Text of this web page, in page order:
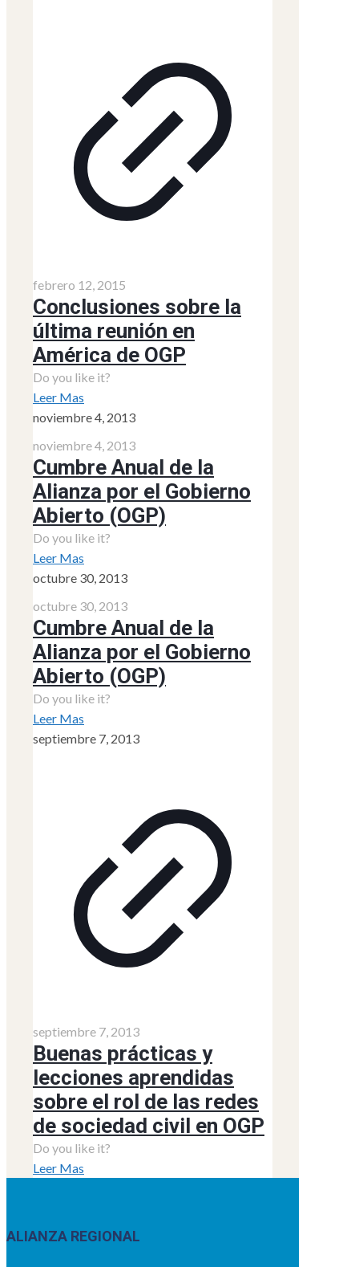
febrero 12, 2015
Conclusiones sobre la
última reunión en
América de OGP
Do you like it?
Leer Mas
noviembre 4, 2013
noviembre 4, 2013
Cumbre Anual de la
Alianza por el Gobierno
Abierto (OGP)
Do you like it?
Leer Mas
octubre 30, 2013
octubre 30, 2013
Cumbre Anual de la
Alianza por el Gobierno
Abierto (OGP)
Do you like it?
Leer Mas
septiembre 7, 2013
septiembre 7, 2013
Buenas prácticas y
lecciones aprendidas
sobre el rol de las redes
de sociedad civil en OGP
Do you like it?
Leer Mas
ALIANZA REGIONAL